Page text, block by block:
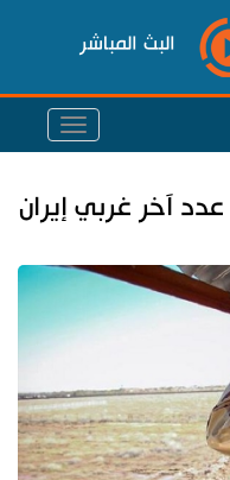
البث المباشر
عدد آخر غربي إيران